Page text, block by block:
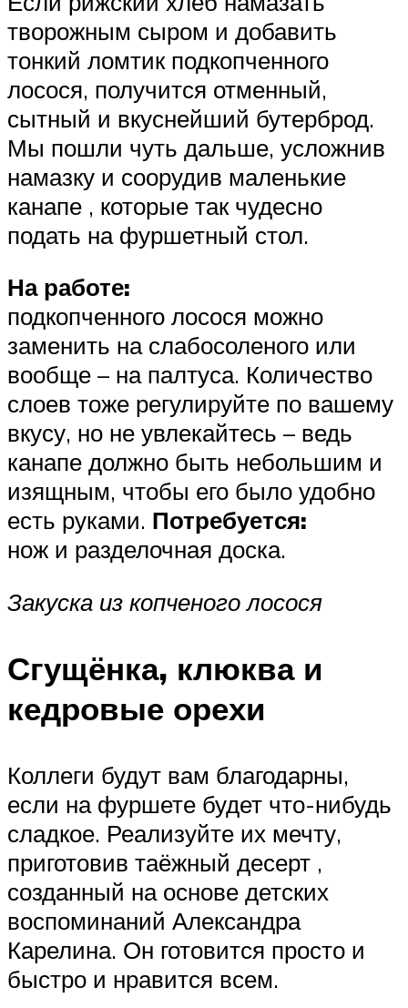
творожным сыром и добавить
тонкий ломтик подкопченного
лосося, получится отменный,
сытный и вкуснейший бутерброд.
Мы пошли чуть дальше, усложнив
намазку и соорудив маленькие
канапе , которые так чудесно
подать на фуршетный стол.
На работе:
подкопченного лосося можно
заменить на слабосоленого или
вообще – на палтуса. Количество
слоев тоже регулируйте по вашему
вкусу, но не увлекайтесь – ведь
канапе должно быть небольшим и
изящным, чтобы его было удобно
есть руками. Потребуется:
нож и разделочная доска.
Закуска из копченого лосося
Сгущёнка, клюква и
кедровые орехи
Коллеги будут вам благодарны,
если на фуршете будет что-нибудь
сладкое. Реализуйте их мечту,
приготовив таёжный десерт ,
созданный на основе детских
воспоминаний Александра
Карелина. Он готовится просто и
быстро и нравится всем.